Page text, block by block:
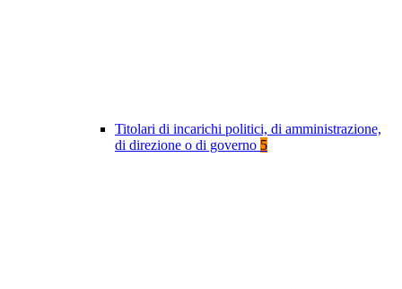
Titolari di incarichi politici, di amministrazione,
di direzione o di governo 5